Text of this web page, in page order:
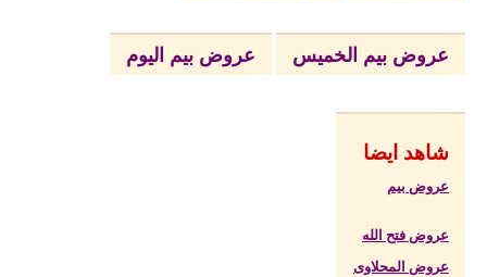
عروض بيم الخميس عروض بيم اليوم
شاهد ايضا
عروض بيم
عروض فتح الله
عروض المحلاوى